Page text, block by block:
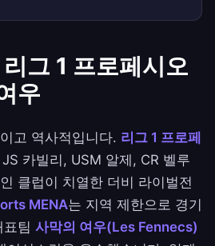
그 1 프로페시오
우
고 역사적입니다. 리그 1 프로페
카빌리, USM 알제, CR 벨루
클럽이 치열한 더비 라이벌전
MENA는 지역 제한으로 경기
팀 사막의 여우(Les Fennecs)